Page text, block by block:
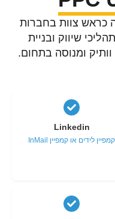
דיגיטלי כ-15 שנה כראש צוות בחברות
שיווק ובניית
ומנוסה בתחום.
Linkedin
קמפיין לידים או קמפיין InMail